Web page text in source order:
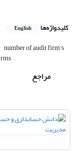
کلیدواژه‌ها English
number of audit firm’s
مراجع